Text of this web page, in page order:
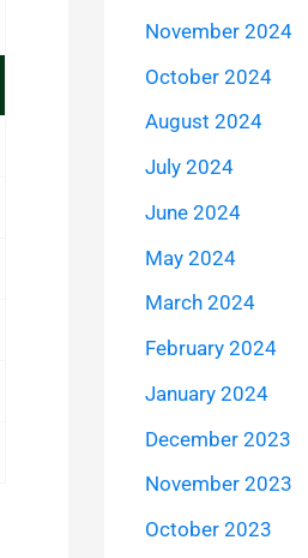
November 2024
October 2024
August 2024
July 2024
June 2024
May 2024
March 2024
February 2024
January 2024
December 2023
November 2023
October 2023